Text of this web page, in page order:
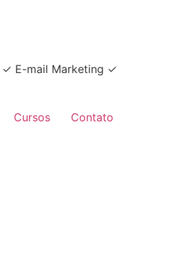
✓ E-mail Marketing ✓
Cursos Contato